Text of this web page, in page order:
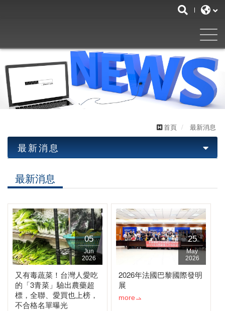
首頁 最新消息
最新消息
優惠活動
最新消息
05
Jun
2026
又有毒蔬菜！台灣人愛吃
的「3青菜」驗出農藥超
標，全聯、愛買也上榜，
不合格名單曝光
25
May
2026
2026年法國巴黎國際發明
展
more